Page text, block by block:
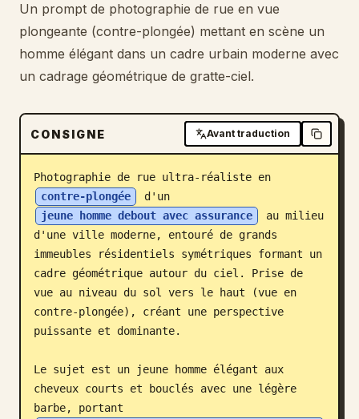
Invites
Tarifs
Télécharger
Blog
Mises à jour
Un prompt de photographie de rue en vue
plongeante (contre-plongée) mettant en scène un
homme élégant dans un cadre urbain moderne avec
un cadrage géométrique de gratte-ciel.
CONSIGNE Avant traduction
Photographie de rue ultra-réaliste en
contre-plongée
d'un
jeune homme debout avec assurance
au milieu
d'une ville moderne, entouré de grands
immeubles résidentiels symétriques formant un
cadre géométrique autour du ciel. Prise de
vue au niveau du sol vers le haut (vue en
contre-plongée), créant une perspective
puissante et dominante.
Le sujet est un jeune homme élégant aux
cheveux courts et bouclés avec une légère
barbe, portant